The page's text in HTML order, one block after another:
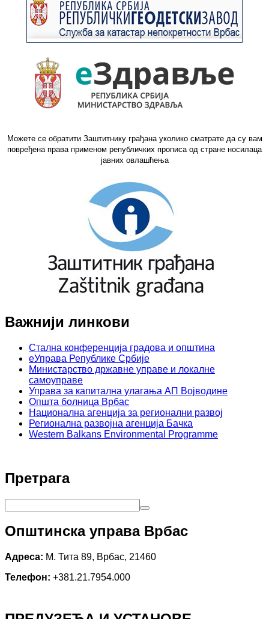
Можете се обратити Заштитнику грађана уколико сматрате да су вам
повређена права применом републичких прописа од стране носилаца
јавних овлашћења
Важнији линкови
Стална конференција градова и општина
еУправа Републике Србије
Министарство државне управе и локалне
самоуправе
Управа за капитална улагања АП Војводине
Општа болница Врбас
Национална агенција за регионални развој
Регионална развојна агенција Бачка
Western Balkans Environmental Programme
Претрага
Општинска управа Врбас
Адреса: М. Тита 89, Врбас, 21460
Телефон: +381.21.7954.000